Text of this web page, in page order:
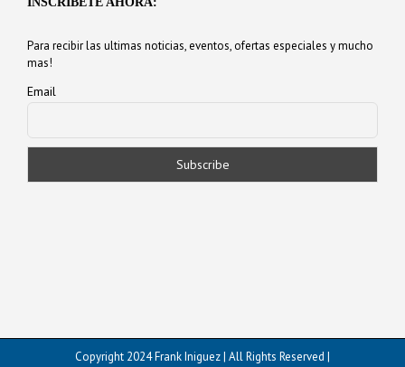
Para recibir las ultimas noticias, eventos, ofertas especiales y mucho
mas!
Email
Copyright 2024 Frank Iniguez | All Rights Reserved |